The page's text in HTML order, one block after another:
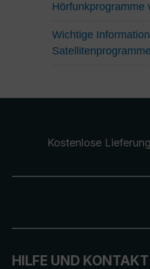
Hörfunkprogramme
Wichtige
Kostenlose Lieferung
HILFE UND KONTAKT